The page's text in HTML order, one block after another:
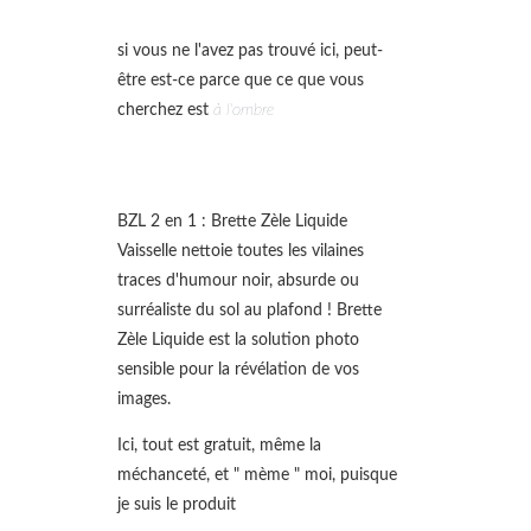
si vous ne l'avez pas trouvé ici, peut-
être est-ce parce que ce que vous
cherchez està l'ombre
BZL 2 en 1 : Brette Zèle Liquide
Vaisselle nettoie toutes les vilaines
traces d'humour noir, absurde ou
surréaliste du sol au plafond ! Brette
Zèle Liquide est la solution photo
sensible pour la révélation de vos
images.
Ici, tout est gratuit, même la
méchanceté, et " mème " moi, puisque
je suis le produit